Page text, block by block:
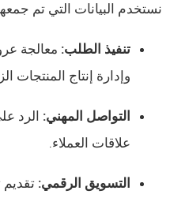
نستخدم البيانات التي تم
تنفيذ الطلب: معالجة
وإدارة إنتاج المنتجات
التواصل المهني: الرد
علاقات العملاء.
التسويق الرقمي: